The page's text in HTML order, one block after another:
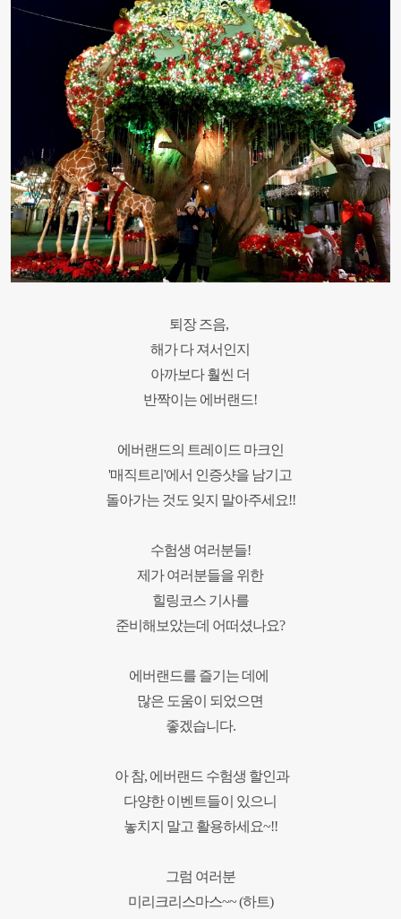
퇴장 즈음,
해가 다 져서인지
아까보다 훨씬 더
반짝이는 에버랜드!
에버랜드의 트레이드 마크인
'매직트리'에서 인증샷을 남기고
돌아가는 것도 잊지 말아주세요!!
수험생 여러분들!
제가 여러분들을 위한
힐링코스 기사를
준비해보았는데 어떠셨나요?
에버랜드를 즐기는 데에
많은 도움이 되었으면
좋겠습니다.
아 참, 에버랜드 수험생 할인과
다양한 이벤트들이 있으니
놓치지 말고 활용하세요~!!
그럼 여러분
미리크리스마스~~ (하트)